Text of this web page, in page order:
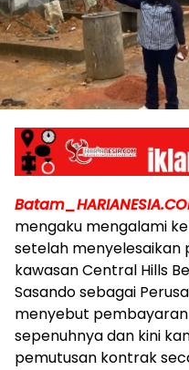
mengaku mengalami
setelah menyelesaikan
kawasan Central Hills
Sasando sebagai
menyebut
sepenuhnya dan kini
pemutusan kontrak